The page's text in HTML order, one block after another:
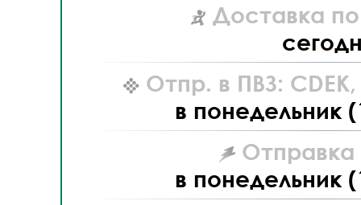
Доставка
Отпр. в ПВЗ: CDEK,
в понедельник
Отправка
в понедельник